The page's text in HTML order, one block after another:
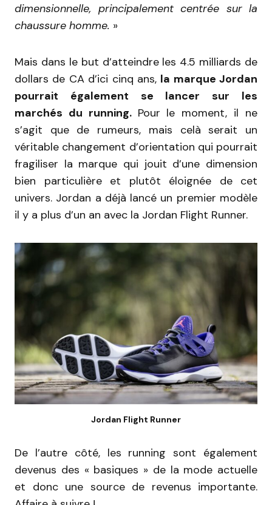
dimensionnelle, principalement centrée sur la
chaussure homme. »
Mais dans le but d’atteindre les 4.5 milliards de
dollars de CA d’ici cinq ans, la marque Jordan
pourrait également se lancer sur les
marchés du running. Pour le moment, il ne
s’agit que de rumeurs, mais celà serait un
véritable changement d’orientation qui pourrait
fragiliser la marque qui jouit d’une dimension
bien particulière et plutôt éloignée de cet
univers. Jordan a déjà lancé un premier modèle
il y a plus d’un an avec la Jordan Flight Runner.
Jordan Flight Runner
De l’autre côté, les running sont également
devenus des « basiques » de la mode actuelle
et donc une source de revenus importante.